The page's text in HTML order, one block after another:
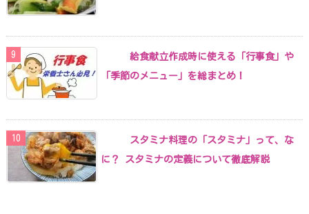
給食献立作成時に使える「行事食」や
「季節のメニュー」を総まとめ！
スタミナ料理の「スタミナ」って、な
に？ スタミナの定義について徹底解説